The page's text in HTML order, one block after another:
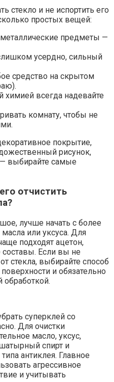
стекло и не испортить его
простых вещей:
предметы —
усердно, сильный
средство на скрытом
химией всегда надевайте
комнату, чтобы не
покрытие,
рисунок,
выбирайте самые
отчистить
лучше начать с более
или уксуса. Для
подходят ацетон,
Если вы не
стекла, выбирайте способ
и обязательно
обработкой.
суперклей со
Для очистки
масло, уксус,
спирт и
антиклея. Главное
агрессивное
и учитывать